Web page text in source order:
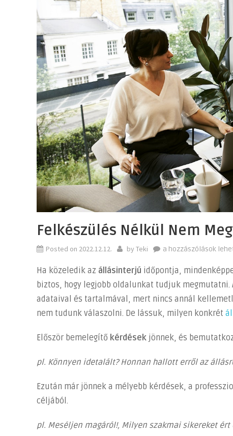
Felkészülés Nélkül Nem
Posted on 2022.12.12. by Teki
Felkészülés
nem
megy!
bejegyzéshez
a hozzászólások
Ha közeledik az állásinterjú időpontja,
biztos, hogy legjobb oldalunkat tudjuk
adataival és tartalmával, mert nincs annál
nem tudunk válaszolni. De lássuk, milyen konkrét
Először bemelegítő kérdések jönnek, és
pl. Könnyen idetalált? Honnan hallott erről az
Ezután már jönnek a mélyebb kérdések, a
céljából.
pl. Meséljen magáról!, Milyen szakmai sikereket ért